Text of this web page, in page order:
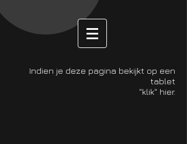
Indien je deze pagina bekijkt op een
tablet
"klik" hier.